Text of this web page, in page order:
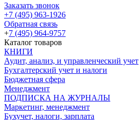
Заказать звонок
+7 (495) 963-1926
Обратная связь
+7 (495) 964-9757
Каталог товаров
КНИГИ
Аудит, анализ, и управленческий учет
Бухгалтерский учет и налоги
Бюджетная сфера
Менеджмент
ПОДПИСКА НА ЖУРНАЛЫ
Маркетинг, менеджмент
Бухучет, налоги, зарплата